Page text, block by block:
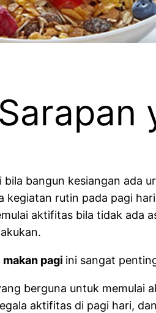
bangun kesiangan ada
kegiatan rutin pada pagi
aktifitas bila tidak ada
makan pagi ini sangat
berguna untuk
aktifitas di pagi hari,